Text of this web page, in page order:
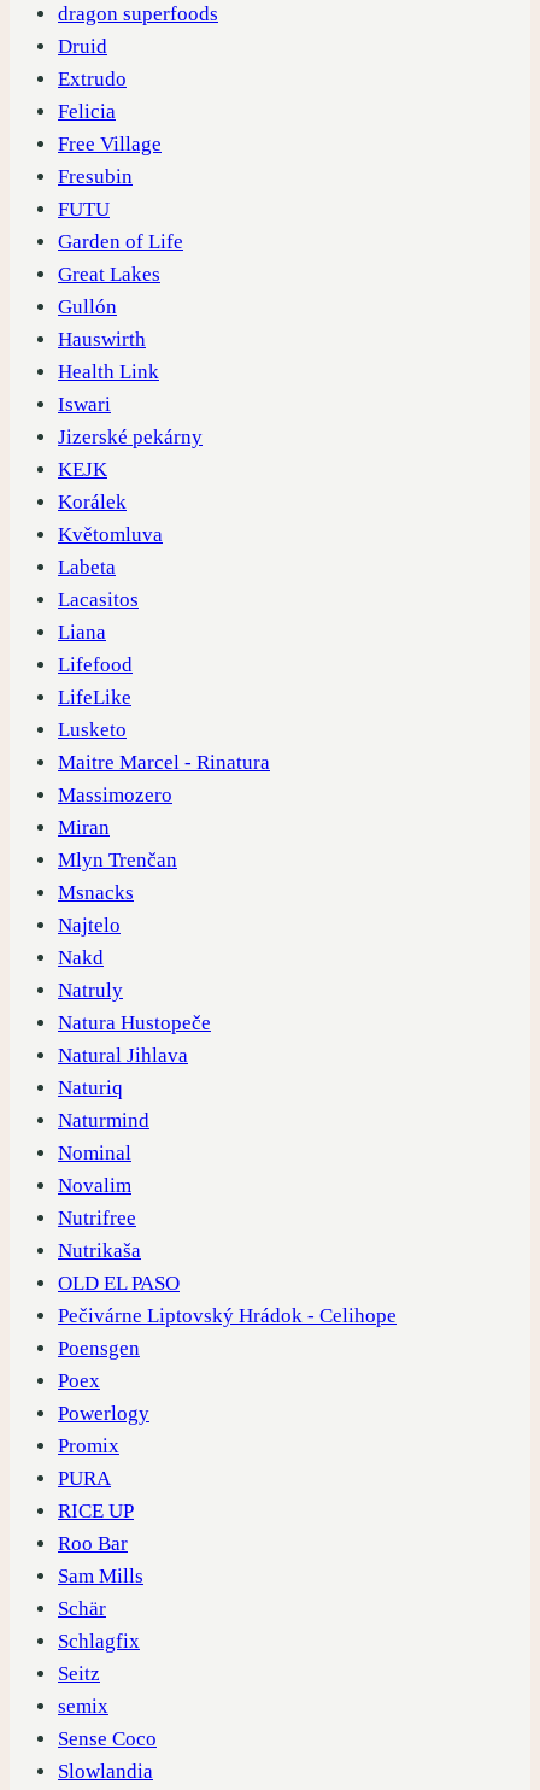
dragon superfoods
Druid
Extrudo
Felicia
Free Village
Fresubin
FUTU
Garden of Life
Great Lakes
Gullón
Hauswirth
Health Link
Iswari
Jizerské pekárny
KEJK
Korálek
Květomluva
Labeta
Lacasitos
Liana
Lifefood
LifeLike
Lusketo
Maitre Marcel - Rinatura
Massimozero
Miran
Mlyn Trenčan
Msnacks
Najtelo
Nakd
Natruly
Natura Hustopeče
Natural Jihlava
Naturiq
Naturmind
Nominal
Novalim
Nutrifree
Nutrikaša
OLD EL PASO
Pečivárne Liptovský Hrádok - Celihope
Poensgen
Poex
Powerlogy
Promix
PURA
RICE UP
Roo Bar
Sam Mills
Schär
Schlagfix
Seitz
semix
Sense Coco
Slowlandia